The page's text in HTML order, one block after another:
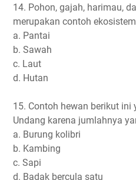
14. Pohon, gajah, harimau,
merupakan contoh
a. Pantai
b. Sawah
c. Laut
d. Hutan
15. Contoh hewan berikut ini
Undang karena jumlahnya
a. Burung kolibri
b. Kambing
c. Sapi
d. Badak bercula satu